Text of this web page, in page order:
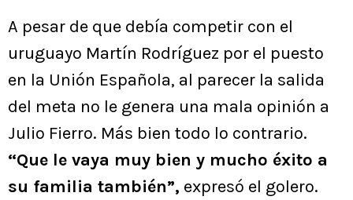
A pesar de que debía competir con el
uruguayo Martín Rodríguez por el puesto
en la Unión Española, al parecer la salida
del meta no le genera una mala opinión a
Julio Fierro. Más bien todo lo contrario.
“Que le vaya muy bien y mucho éxito a
su familia también”, expresó el golero.